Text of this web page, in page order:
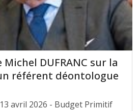
DUFRANC sur la
référent déontologue
avril 2026 - Budget Primitif